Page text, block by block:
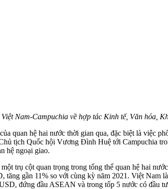
Nam-Campuchia về hợp tác Kinh tế, Văn hóa,
quan hệ hai nước thời gian qua, đặc biệt là việc
tịch Quốc hội Vương Đình Huệ tới Campuchia
hệ ngoại giao.
trụ cột quan trọng trong tổng thể quan hệ hai
tăng gần 11% so với cùng kỳ năm 2021. Việt
đứng đầu ASEAN và trong tốp 5 nước có đầu